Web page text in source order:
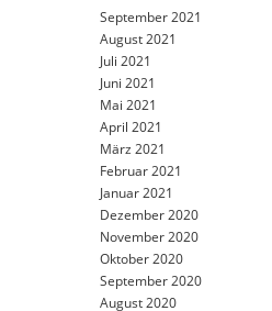
September 2021
August 2021
Juli 2021
Juni 2021
Mai 2021
April 2021
März 2021
Februar 2021
Januar 2021
Dezember 2020
November 2020
Oktober 2020
September 2020
August 2020